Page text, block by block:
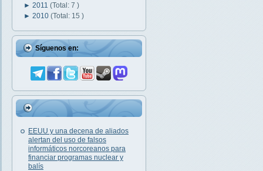
► 2011 (Total: 7 )
► 2010 (Total: 15 )
Síguenos en:
EEUU y una decena de aliados
alertan del uso de falsos
informáticos norcoreanos para
financiar programas nuclear y
balís